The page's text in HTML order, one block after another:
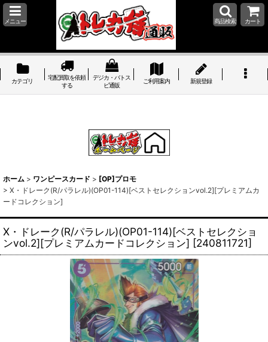
メニュー 商品検索 カート
カテゴリ
宅配買取を依頼
する
デジカ・バトス
ピ通販
ご利用案内 新規登録
ホーム > ワンピースカード > [OP]プロモ
> X・ドレーク(R/パラレル)(OP01-114)[ベストセレクションvol.2][プレミアムカ
ードコレクション]
X・ドレーク(R/パラレル)(OP01-114)[ベストセレクショ
ンvol.2][プレミアムカードコレクション] [240811721]